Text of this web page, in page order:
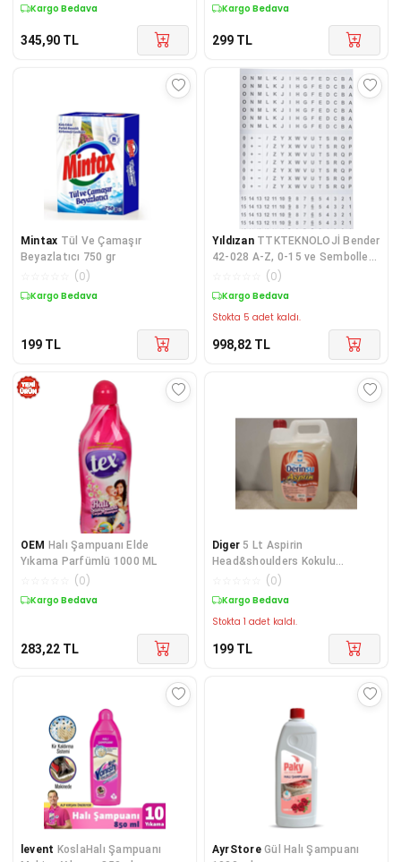
Kargo Bedava
345,90 TL
Kargo Bedava
299 TL
Mintax Tül Ve Çamaşır
Beyazlatıcı 750 gr
(0)
Kargo Bedava
199 TL
Yıldızan TTKTEKNOLOJİ Bender
42-028 A-Z, 0-15 ve Semboller
Cep Paketi Tel İşaretleyiciler
(0)
Kargo Bedava
Stokta 5 adet kaldı.
998,82 TL
OEM Halı Şampuanı Elde
Yıkama Parfümlü 1000 ML
(0)
Kargo Bedava
283,22 TL
Diger 5 Lt Aspirin
Head&shoulders Kokulu
Tanıtıma Özel Sınırlı Stok
(0)
Kargo Bedava
Stokta 1 adet kaldı.
199 TL
levent KoslaHalı Şampuanı
AyrStore Gül Halı Şampuanı